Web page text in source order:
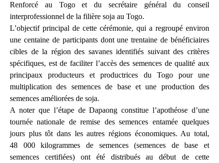
Renforcé au Togo et du secrétaire général du conseil
interprofessionnel de la filière soja au Togo.
L’objectif principal de cette cérémonie, qui a regroupé environ
une centaine de participants dont une trentaine de bénéficiaires
cibles de la région des savanes identifiés suivant des critères
spécifiques, est de faciliter l’accès des semences de qualité aux
principaux producteurs et productrices du Togo pour une
multiplication des semences de base et une production des
semences améliorées de soja.
A noter que l’étape de Dapaong constitue l’apothéose d’une
tournée nationale de remise des semences entamée quelques
jours plus tôt dans les autres régions économiques. Au total,
48 000 kilogrammes de semences (semences de base et
semences certifiées) ont été distribués au début de cette